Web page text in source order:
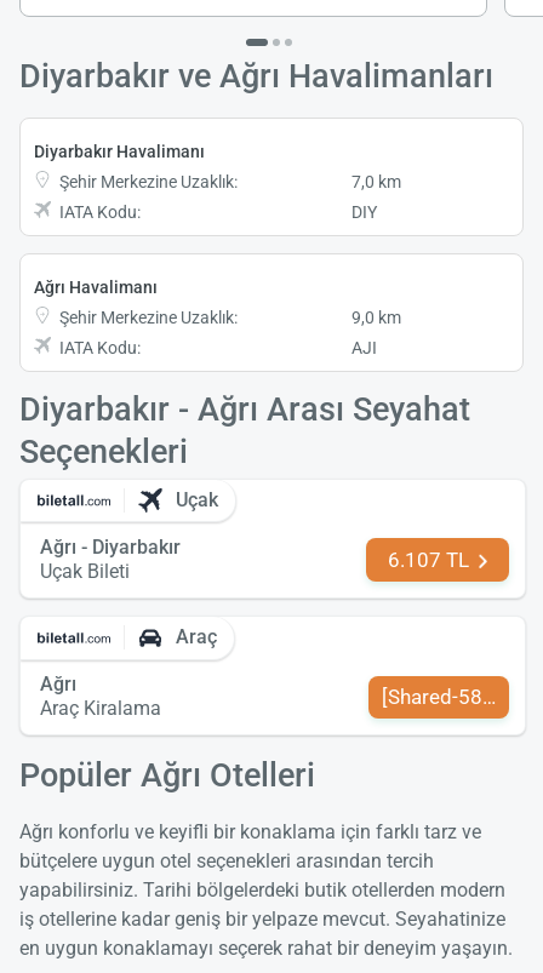
Diyarbakır ve Ağrı Havalimanları
Diyarbakır Havalimanı
Şehir Merkezine Uzaklık:
7,0 km
IATA Kodu:
DIY
Ağrı Havalimanı
Şehir Merkezine Uzaklık:
9,0 km
IATA Kodu:
AJI
Diyarbakır - Ağrı Arası Seyahat
Seçenekleri
Uçak
Ağrı - Diyarbakır
Uçak Bileti
6.107 TL
Araç
Ağrı
Araç Kiralama
[Shared-589-tr-
Popüler Ağrı Otelleri
Ağrı konforlu ve keyifli bir konaklama için farklı tarz ve
bütçelere uygun otel seçenekleri arasından tercih
yapabilirsiniz. Tarihi bölgelerdeki butik otellerden modern
iş otellerine kadar geniş bir yelpaze mevcut. Seyahatinize
en uygun konaklamayı seçerek rahat bir deneyim yaşayın.